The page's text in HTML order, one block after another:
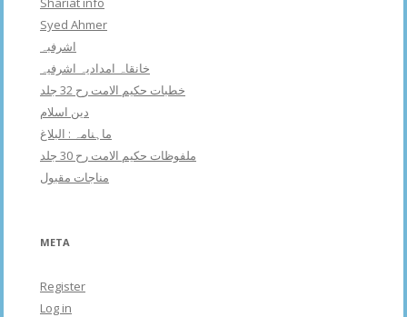
Syed Ahmer
اشرفبہ
خانقاہ امدادیہ اشرفیہ
خطبات حکیم الامت رح 32 جلد
دین اسلام
ماہنامہ : البلاغ
ملفوظات حکیم الامت رح 30 جلد
مناجات مقبول
META
Register
Log in